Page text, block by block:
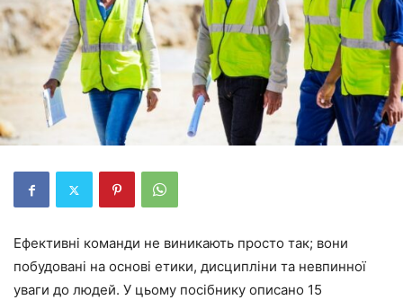
Ефективні команди не виникають просто так; вони
побудовані на основі етики, дисципліни та невпинної
уваги до людей. У цьому посібнику описано 15